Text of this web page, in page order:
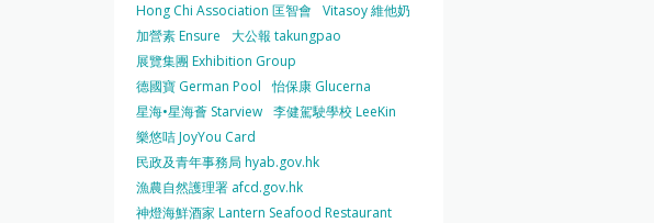
Hong Chi Association 匡智會
Vitasoy 維他奶
加營素 Ensure
大公報 takungpao
展覽集團 Exhibition Group
德國寶 German Pool
怡保康 Glucerna
星海•星海薈 Starview 李健駕駛學校 LeeKin
樂悠咭 JoyYou Card
民政及青年事務局 hyab.gov.hk
漁農自然護理署 afcd.gov.hk
神燈海鮮酒家 Lantern Seafood Restaurant